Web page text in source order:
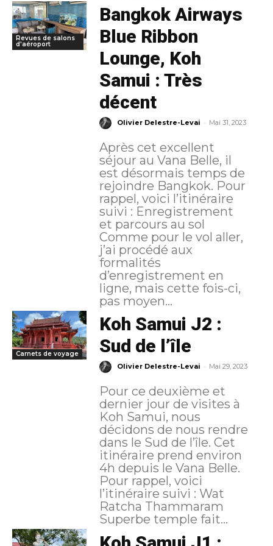
Revues de salons
d'aéroport
Bangkok Airways
Blue Ribbon
Lounge, Koh
Samui : Très
décent
Olivier Delestre-Levai - Mai 31, 2023
Après cet excellent
séjour au Vana Belle, il
est désormais temps de
rejoindre Bangkok. Pour
rappel, voici l’itinéraire
suivi : Enregistrement
et parcours au sol
Comme pour le vol aller,
j’ai procédé aux
formalités
d’enregistrement en
ligne, mais cette fois-ci,
pas moyen...
Carnets de voyage
Koh Samui J2 :
Sud de l’île
Olivier Delestre-Levai - Mai 29, 2023
Pour ce deuxième et
dernier jour de visites à
Koh Samui, nous
décidons de nous rendre
dans le Sud de l’île. Cet
itinéraire prend environ
4h depuis le Vana Belle.
Pour rappel, voici
l’itinéraire suivi : Wat
Ratcha Thammaram
Superbe temple fait...